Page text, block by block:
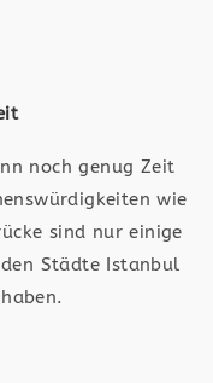
noch genug Zeit
wie
sind nur einige
Städte Istanbul